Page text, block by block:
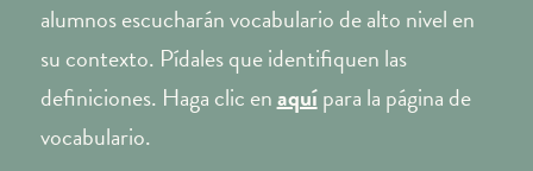
alumnos escucharán vocabulario de alto nivel en
su contexto. Pídales que identifiquen las
definiciones. Haga clic enaquípara la página de
vocabulario.